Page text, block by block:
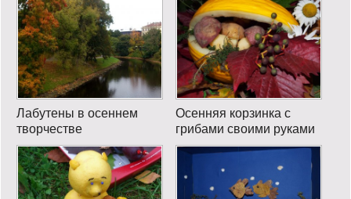
Лабутены в осеннем
творчестве
Осенняя корзинка с
грибами своими руками